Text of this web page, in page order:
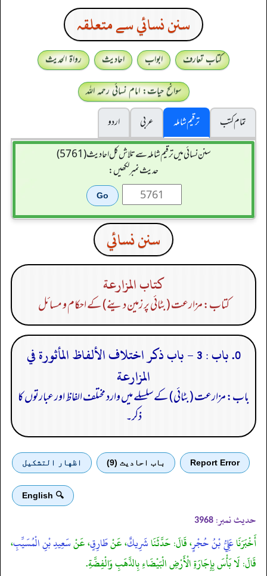
سنن نسائي سے متعلقہ
کتاب تعارف ابواب احادیث
رواۃ الحدیث
سوانح حیات: امام نسائی رحمہ اللہ
تمام کتب
ترقیم شاملہ عربی
اردو
سنن نسائی میں ترقیم شاملہ سے تلاش کل احادیث (5761)
حدیث نمبر لکھیں:
سنن نسائي
كتاب المزارعة
کتاب: مزارعت (بٹائی پر زمین دینے) کے احکام و مسائل
0. باب : 3 - باب ذكر اختلاف الألفاظ المأثورة في
المزارعة
باب: مزارعت (بٹائی) کے سلسلے میں وارد مختلف الفاظ اور عبارتوں کا
ذکر۔
Report Error باب احادیث (9) اظهار التشكيل
🔍 English
حدیث نمبر: 3968
أَخْبَرَنَاعَلِيُّ بْنُ حُجْرٍ، قَالَ: حَدَّثَنَاشَرِيكٌ، عَنْطَارِقٍ، عَنْسَعِيدِ بْنِ الْمُسَيِّبِ،
قَالَ: لَا بَأْسَ بِإِجَارَةِ الْأَرْضِ الْبَيْضَاءِ بِالذَّهَبِ وَالْفِضَّةِ.